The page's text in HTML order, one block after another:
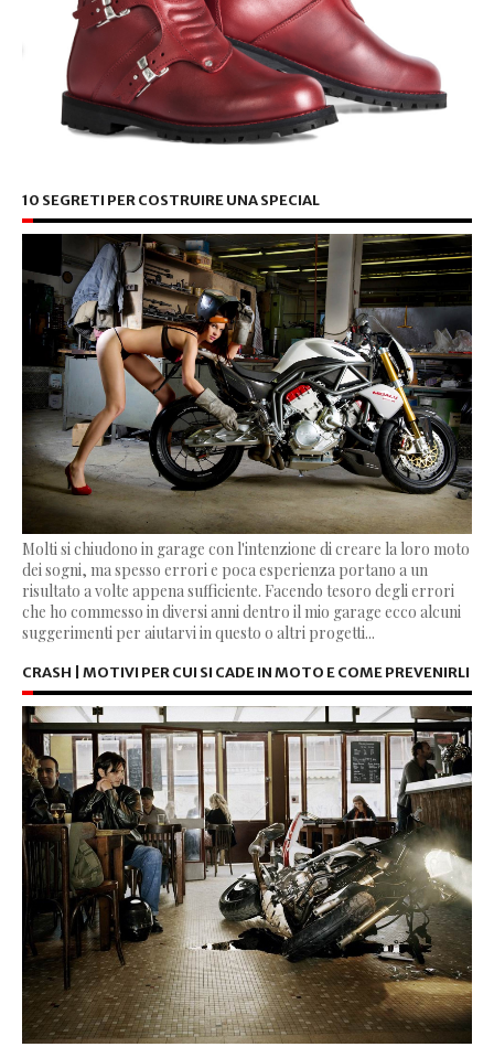
10 SEGRETI PER COSTRUIRE UNA SPECIAL
Molti si chiudono in garage con l'intenzione di creare la loro moto
dei sogni, ma spesso errori e poca esperienza portano a un
risultato a volte appena sufficiente. Facendo tesoro degli errori
che ho commesso in diversi anni dentro il mio garage ecco alcuni
suggerimenti per aiutarvi in questo o altri progetti...
CRASH | MOTIVI PER CUI SI CADE IN MOTO E COME PREVENIRLI